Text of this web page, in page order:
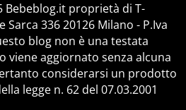
Bebeblog.it proprietà di T-
Sarca 336 20126 Milano - P.Iva
blog non è una testata
viene aggiornato senza alcuna
considerarsi un prodotto
legge n. 62 del 07.03.2001